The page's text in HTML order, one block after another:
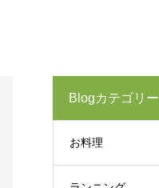
Blogカテゴリー
お料理